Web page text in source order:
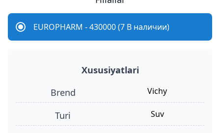
EUROPHARM - 430000 (7 В наличии)
Xususiyatlari
Brend
Vichy
turi suv